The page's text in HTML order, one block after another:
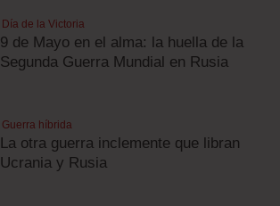
Día de la Victoria
9 de Mayo en el alma: la huella de la
Segunda Guerra Mundial en Rusia
Guerra híbrida
La otra guerra inclemente que libran
Ucrania y Rusia